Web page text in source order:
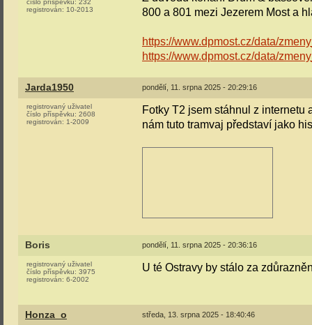
číslo příspěvku: 232
registrován: 10-2013
800 a 801 mezi Jezerem Most a
https://www.dpmost.cz/data/
https://www.dpmost.cz/data/
Jarda1950 pondělí, 11. srpna 2025 - 20:29:16
registrovaný uživatel
číslo příspěvku: 2608
registrován: 1-2009
Fotky T2 jsem stáhnul z
nám tuto tramvaj představí jako
Boris pondělí, 11. srpna 2025 - 20:36:16
registrovaný uživatel
číslo příspěvku: 3975
registrován: 6-2002
U té Ostravy by stálo za
Honza_o středa, 13. srpna 2025 - 18:40:46